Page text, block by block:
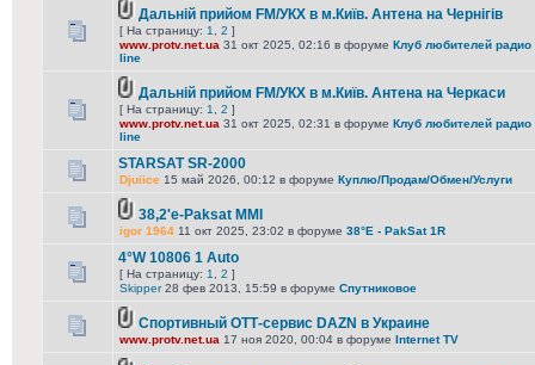
Дальній прийом FM/УКХ в м.Київ. Антена на Чернігів
[ На страницу: 1 2 ]
www.protv.net.ua 31 окт 2025, 02:16 в форуме Клуб любителей радио
line
Дальній прийом FM/УКХ в м.Київ. Антена на Черкаси
[ На страницу: 1 2 ]
www.protv.net.ua 31 окт 2025, 02:31 в форуме Клуб любителей радио
line
STARSAT SR-2000
Djuiice 15 май 2026, 00:12 в форуме Куплю/Продам/Обмен/Услуги
38,2'e-Paksat MMI
igor 1964 11 окт 2025, 23:02 в форуме 38°E - PakSat 1R
4°W 10806 1 Auto
[ На страницу: 1 2 ]
Skipper28 фев 2013, 15:59 в форуме Спутниковое
Спортивный ОТТ-сервис DAZN в Украине
www.protv.net.ua 17 ноя 2020, 00:04 в форуме Internet TV